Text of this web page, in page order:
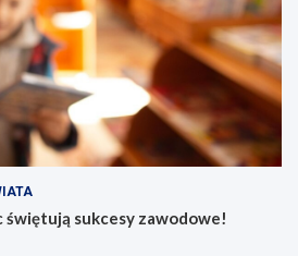
świętują sukcesy zawodowe!